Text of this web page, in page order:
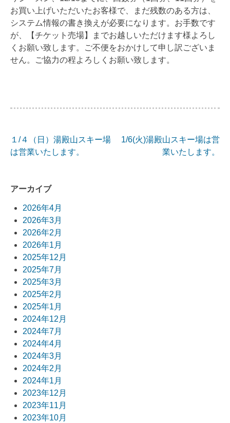
お買い上げいただいたお客様で、まだ残数のある方は、
システム情報の書き換えが必要になります。お手数です
が、【チケット売場】までお越しいただけます様よろし
くお願い致します。ご不便をおかけして申し訳ございま
せん。ご協力の程よろしくお願い致します。
投
ナ
ビ
ゲ
ー
シ
ョ
ン
１/４（日）湯殿山スキー場
は営業いたします。
1/6(火)湯殿山スキー場は営
業いたします。
アーカイブ
2026年4月
2026年3月
2026年2月
2026年1月
2025年12月
2025年7月
2025年3月
2025年2月
2025年1月
2024年12月
2024年7月
2024年4月
2024年3月
2024年2月
2024年1月
2023年12月
2023年11月
2023年10月